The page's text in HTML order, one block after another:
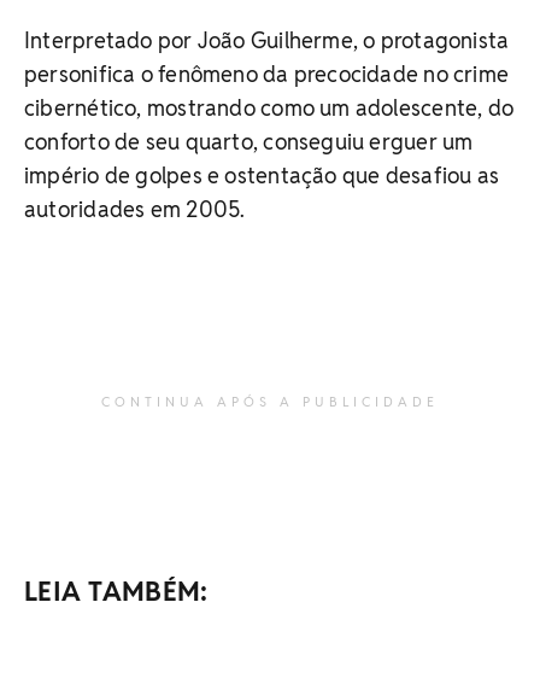
Interpretado por João Guilherme, o protagonista
personifica o fenômeno da precocidade no crime
cibernético, mostrando como um adolescente, do
conforto de seu quarto, conseguiu erguer um
império de golpes e ostentação que desafiou as
autoridades em 2005.
CONTINUA APÓS A PUBLICIDADE
LEIA TAMBÉM: